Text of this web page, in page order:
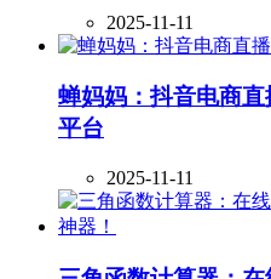
2025-11-11
蝉妈妈：抖音电商
平台
2025-11-11